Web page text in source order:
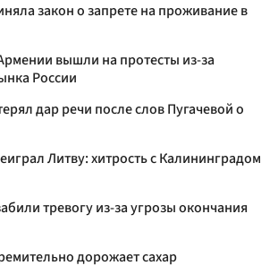
закон о запрете на проживание в
вышли на протесты из-за
России
дар речи после слов Пугачевой о
Литву: хитрость с Калининградом
тревогу из-за угрозы окончания
дорожает сахар